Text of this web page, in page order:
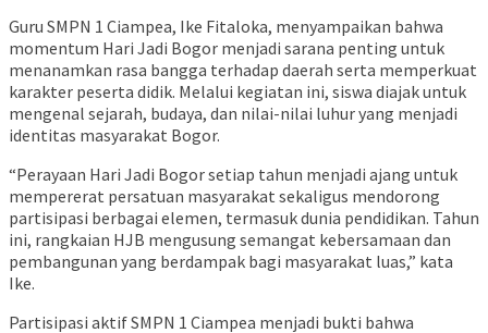
Guru SMPN 1 Ciampea, Ike Fitaloka, menyampaikan bahwa
momentum Hari Jadi Bogor menjadi sarana penting untuk
menanamkan rasa bangga terhadap daerah serta memperkuat
karakter peserta didik. Melalui kegiatan ini, siswa diajak untuk
mengenal sejarah, budaya, dan nilai-nilai luhur yang menjadi
identitas masyarakat Bogor.
“Perayaan Hari Jadi Bogor setiap tahun menjadi ajang untuk
mempererat persatuan masyarakat sekaligus mendorong
partisipasi berbagai elemen, termasuk dunia pendidikan. Tahun
ini, rangkaian HJB mengusung semangat kebersamaan dan
pembangunan yang berdampak bagi masyarakat luas,” kata
Ike.
Partisipasi aktif SMPN 1 Ciampea menjadi bukti bahwa